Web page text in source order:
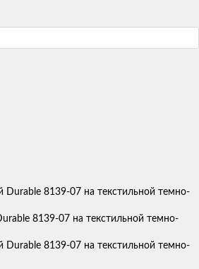
8139-07 на текстильной темно-